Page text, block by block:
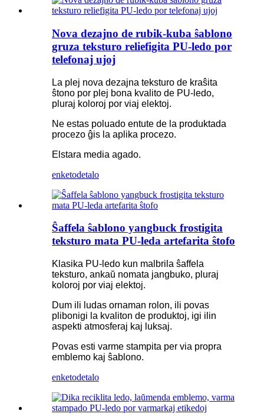
Nova dezajno de rubik-kuba ŝablono
gruza teksturo reliefigita PU-ledo por
telefonaj ujoj
La plej nova dezajna teksturo de kraŝita
ŝtono por plej bona kvalito de PU-ledo,
pluraj koloroj por viaj elektoj.
Ne estas poluado entute de la produktada
procezo ĝis la aplika procezo.
Elstara media agado.
enketodetalo
Ŝaffela ŝablono yangbuck frostigita
teksturo mata PU-leda artefarita ŝtofo
Klasika PU-ledo kun malbrila ŝaffela
teksturo, ankaŭ nomata jangbuko, pluraj
koloroj por viaj elektoj.
Dum ili ludas ornaman rolon, ili povas
plibonigi la kvaliton de produktoj, igi ilin
aspekti atmosferaj kaj luksaj.
Povas esti varme stampita per via propra
emblemo kaj ŝablono.
enketodetalo